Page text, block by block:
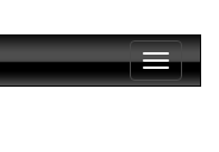
Toggle